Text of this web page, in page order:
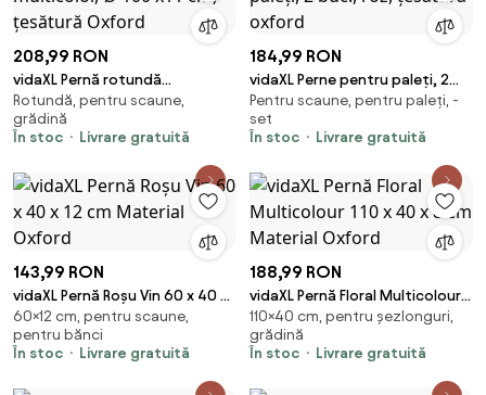
208,99 RON
vidaXL Pernă rotundă
multicolor, Ø 100 x11 cm,
țesătură Oxford
Rotundă, pentru scaune,
grădină
În stoc
Livrare gratuită
184,99 RON
vidaXL Perne pentru paleți, 2
buc., roz, țesătură oxford
Pentru scaune, pentru paleți, -
set
În stoc
Livrare gratuită
143,99 RON
vidaXL Pernă Roșu Vin 60 x 40 x
12 cm Material Oxford
60×12 cm, pentru scaune,
pentru bănci
În stoc
Livrare gratuită
188,99 RON
vidaXL Pernă Floral Multicolour
110 x 40 x 8 cm Material Oxford
110×40 cm, pentru șezlonguri,
grădină
În stoc
Livrare gratuită